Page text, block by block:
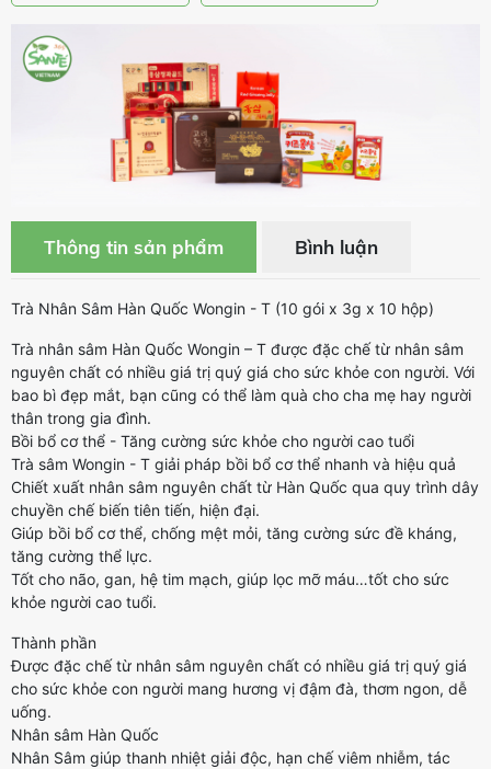
Thông tin sản phẩm Bình luận
Trà Nhân Sâm Hàn Quốc Wongin - T (10 gói x 3g x 10 hộp)
Trà nhân sâm Hàn Quốc Wongin – T được đặc chế từ nhân sâm
nguyên chất có nhiều giá trị quý giá cho sức khỏe con người. Với
bao bì đẹp mắt, bạn cũng có thể làm quà cho cha mẹ hay người
thân trong gia đình.
Bồi bổ cơ thể - Tăng cường sức khỏe cho người cao tuổi
Trà sâm Wongin - T giải pháp bồi bổ cơ thể nhanh và hiệu quả
Chiết xuất nhân sâm nguyên chất từ Hàn Quốc qua quy trình dây
chuyền chế biến tiên tiến, hiện đại.
Giúp bồi bổ cơ thể, chống mệt mỏi, tăng cường sức đề kháng,
tăng cường thể lực.
Tốt cho não, gan, hệ tim mạch, giúp lọc mỡ máu…tốt cho sức
khỏe người cao tuổi.
Thành phần
Được đặc chế từ nhân sâm nguyên chất có nhiều giá trị quý giá
cho sức khỏe con người mang hương vị đậm đà, thơm ngon, dễ
uống.
Nhân sâm Hàn Quốc
Nhân Sâm giúp thanh nhiệt giải độc, hạn chế viêm nhiễm, tác
KOREAN RED
GINSENG JELLY
99.000 vnđ
NƯỚC HỒNG SÂM
GÓI 30 GÓI 70ml
TPBS HỒNG SÂM
HÀN QUỐC 6
NĂM TUỔI TẨM
MẬT ONG –
YEARS OLD
KOREAN RED
GINSENG GOLD
1.590.000 vnđ
Fish Collagen
Thực Phẩm Bảo
Vệ Sức Khỏe